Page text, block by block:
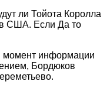
ли Тойота Королла
в США. Если Да то
момент информации
Бордюков